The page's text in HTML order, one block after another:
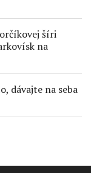
šíri
na
dávajte na seba